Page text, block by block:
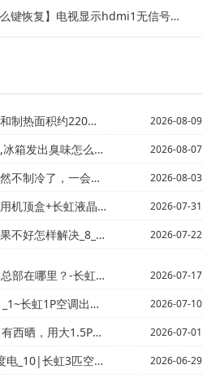
恢复】电视显示hdmi1无信号怎么办
2厅，已经敷设地暖管道，请报价... 2026-08-09
发出臭味怎么处理 2026-08-07
，咋回事_29=车里REAR是什么意... 2026-08-03
晶电视为什么不用机顶盒了 2026-07-31
斯空调制冷效果不好怎样解决_9 2026-07-22
中央空调不能调制冷模式... 2026-07-17
出风口温度18度正常吗？ 2026-07-10
行吗？【长虹25平米的房间 用多... 2026-07-01
直制冷20度一小时多少度电？_13 2026-06-29